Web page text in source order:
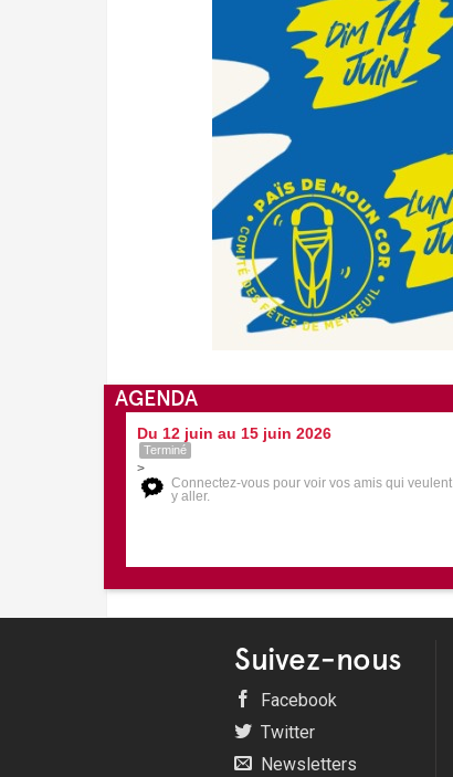
AGENDA
Du 12 juin au 15 juin 2026
Terminé
>
Connectez-vous pour voir vos amis qui veulent
y aller.
Suivez-nous
Facebook
Twitter
Newsletters